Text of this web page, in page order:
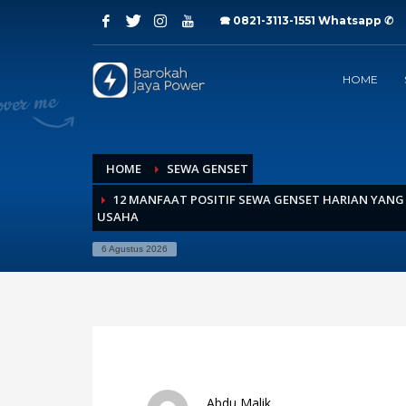
Archives
Juli 2026
Maret 2026
Februari 2026
Januari 2026
November 2025
🕿 0821-3113-1551 Whatsapp ✆
HOME
HOME
SEWA GENSET
12 MANFAAT POSITIF SEWA GENSET HARIAN
USAHA
6 Agustus 2026